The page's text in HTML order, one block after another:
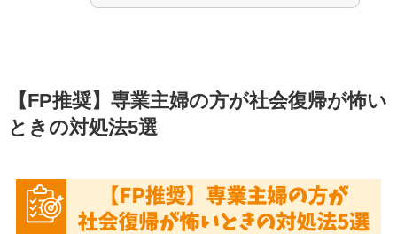
【FP推奨】専業主婦の方が社会復帰が怖い
ときの対処法5選